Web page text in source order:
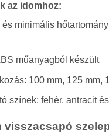
az idomhoz:
minimális
műanyagból készült
100 mm, 125 mm,
színek: fehér, antracit
visszacsapó